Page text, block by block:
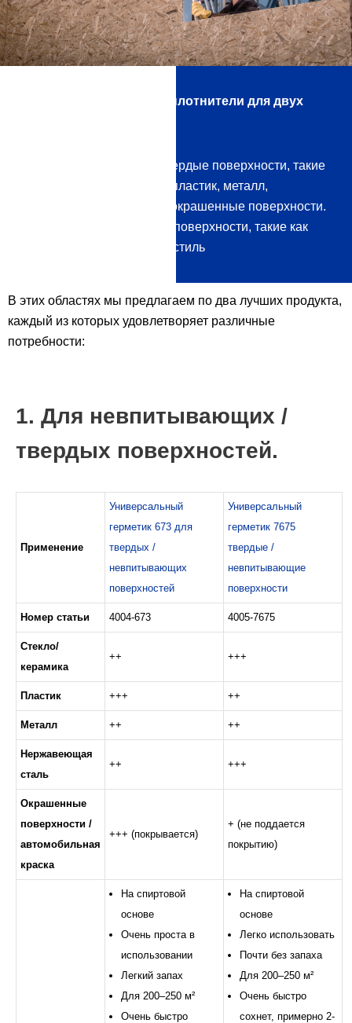
Есть универсальные уплотнители для двух
Неабсорбирующие / твердые поверхности, такие
как стекло и керамика, пластик, металл,
нержавеющая сталь и окрашенные поверхности.
впитывающие / мягкие поверхности, такие как
камень, дерево или текстиль
В этих областях мы предлагаем по два лучших продукта,
каждый из которых удовлетворяет различные
потребности:
1. Для невпитывающих /
твердых поверхностей.
Применение
Универсальный
герметик 673 для
твердых /
невпитывающих
поверхностей
Универсальный
герметик 7675
твердые /
невпитывающие
поверхности
Номер статьи 4004-673 4005-7675
Стекло/
керамика
++ +++
Пластик +++ ++
Металл ++ ++
Нержавеющая
сталь
++ +++
Окрашенные
поверхности /
автомобильная
краска
+++ (покрывается)
+ (не поддается
покрытию)
На спиртовой
основе
Очень проста в
использовании
Легкий запах
Для 200–250 м²
Очень быстро
На спиртовой
основе
Легко использовать
Почти без запаха
Для 200–250 м²
Очень быстро
сохнет, примерно 2-